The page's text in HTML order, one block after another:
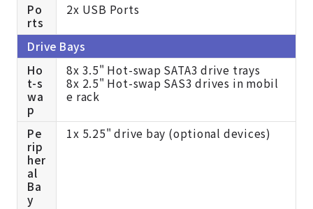
Po
rts
2x USB Ports
Drive Bays
Ho
t-s
wa
p
8x 3.5" Hot-swap SATA3 drive trays
8x 2.5" Hot-swap SAS3 drives in mobil
e rack
Pe
rip
her
al
Ba
y
1x 5.25" drive bay (optional devices)